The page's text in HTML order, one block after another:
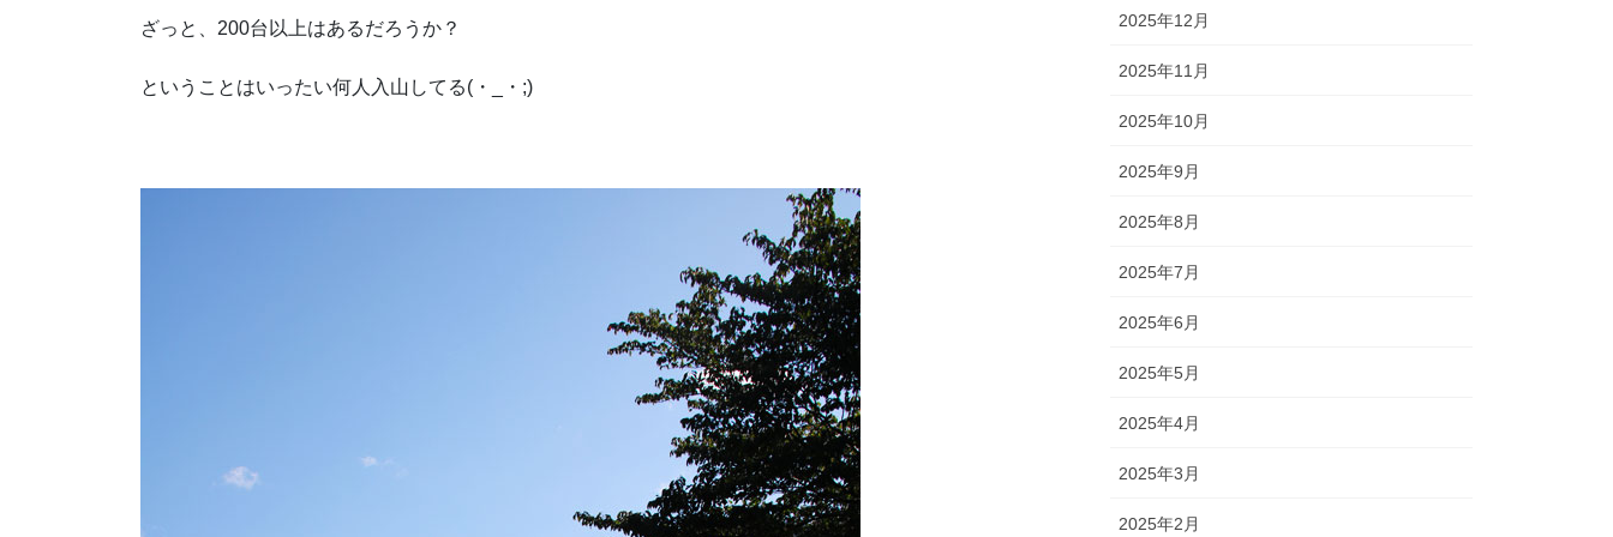
ざっと、200台以上はあるだろうか？
ということはいったい何人入山してる(・_・;)
2025年12月
2025年11月
2025年10月
2025年9月
2025年8月
2025年7月
2025年6月
2025年5月
2025年4月
2025年3月
2025年2月